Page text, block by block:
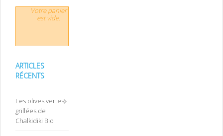
Votre panier
est vide.
ARTICLES
RÉCENTS
Les olives vertes
grillées de
Chalkidiki Bio